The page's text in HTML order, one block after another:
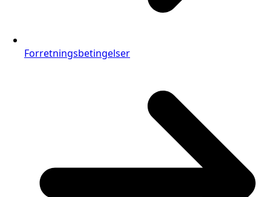
Forretningsbetingelser